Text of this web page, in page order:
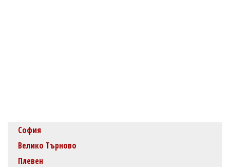
София
Велико Търново
Плевен